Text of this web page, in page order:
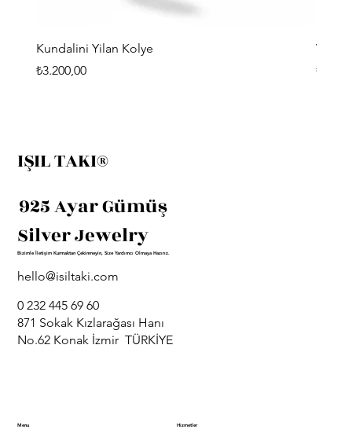
Kundalini Yilan Kolye
Fiyat
₺3.200,00
Fiyat
IŞIL TAKI®
925 Ayar Gümüş
Silver Jewelry
Bizimle İletişim Kurmaktan Çekinmeyin, Size Yardımcı Olmaya Hazırız.
hello@isiltaki.com
0 232 445 69 60
871 Sokak Kızlarağası Hanı
No.62 Konak İzmir TÜRKİYE
Menu Hizmetler